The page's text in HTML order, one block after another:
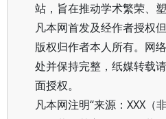
站，旨在推动学术繁荣、塑
凡本网首发及经作者授权
版权归作者本人所有。网
处并保持完整，纸媒转载
面授权。
凡本网注明“来源：XXX（